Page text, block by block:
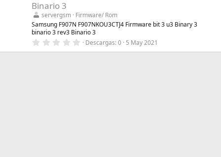
l
l
a
(
s
Binario 3
servergsm Firmware/ Rom
Samsung F907N F907NKOU3CTJ4 Firmware bit 3 u3 Binary 3
binario 3 rev3 Binario 3
0
0
Descargas 0 5 May 2021